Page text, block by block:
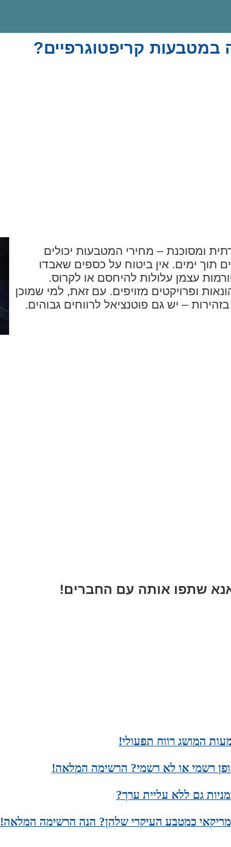
קריפטוגרפיים?
ומסוכנת – מחירי המטבעות יכולים
תוך ימים. אין ביטוח על כספים שאבדו
עצמן עלולות להיחסם או לקרוס.
ופרויקטים מזויפים. עם זאת, למי שמוכן
בזהירות – יש גם פוטנציאל לרווחים גבוהים.
שתפו אותה עם החברים!
המושג רווח תפעולי!
רשמי או לא רשמי? הרשימה המלאה!
גם ללא עליית ערך?
כמטבע העיקרי שלהן? הנה הרשימה המלאה!